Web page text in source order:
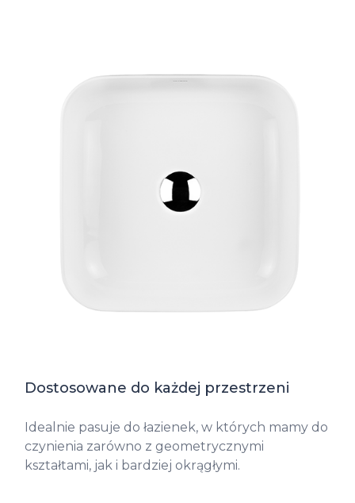
Dostosowane do każdej przestrzeni
Idealnie pasuje do łazienek, w których mamy do
czynienia zarówno z geometrycznymi
kształtami, jak i bardziej okrągłymi.